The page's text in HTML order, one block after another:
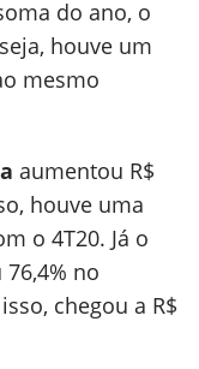
do ano, o
houve um
mesmo
aumentou R$
houve uma
o 4T20. Já o
76,4% no
chegou a R$